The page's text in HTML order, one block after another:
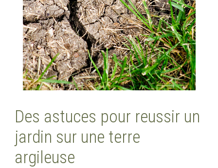
Des astuces pour reussir un
jardin sur une terre
argileuse